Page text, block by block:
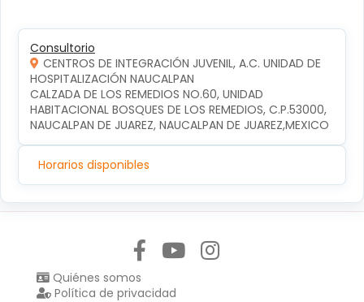
Consultorio
CENTROS DE INTEGRACIÓN JUVENIL, A.C. UNIDAD DE
HOSPITALIZACIÓN NAUCALPAN
CALZADA DE LOS REMEDIOS NO.60, UNIDAD
HABITACIONAL BOSQUES DE LOS REMEDIOS, C.P.53000,
NAUCALPAN DE JUAREZ, NAUCALPAN DE JUAREZ,MEXICO
Horarios disponibles
Quiénes somos
Política de privacidad